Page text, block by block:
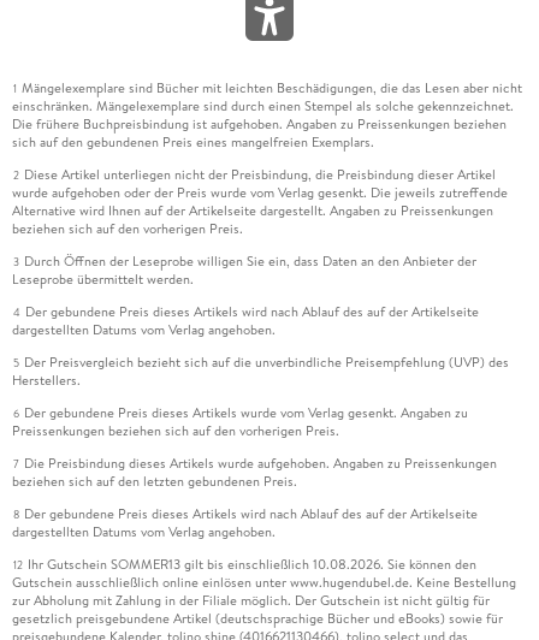
1 Mängelexemplare sind Bücher mit leichten Beschädigungen, die das Lesen aber nicht
einschränken. Mängelexemplare sind durch einen Stempel als solche gekennzeichnet.
Die frühere Buchpreisbindung ist aufgehoben. Angaben zu Preissenkungen beziehen
sich auf den gebundenen Preis eines mangelfreien Exemplars.
2 Diese Artikel unterliegen nicht der Preisbindung, die Preisbindung dieser Artikel
wurde aufgehoben oder der Preis wurde vom Verlag gesenkt. Die jeweils zutreffende
Alternative wird Ihnen auf der Artikelseite dargestellt. Angaben zu Preissenkungen
beziehen sich auf den vorherigen Preis.
3 Durch Öffnen der Leseprobe willigen Sie ein, dass Daten an den Anbieter der
Leseprobe übermittelt werden.
4 Der gebundene Preis dieses Artikels wird nach Ablauf des auf der Artikelseite
dargestellten Datums vom Verlag angehoben.
5 Der Preisvergleich bezieht sich auf die unverbindliche Preisempfehlung (UVP) des
Herstellers.
6 Der gebundene Preis dieses Artikels wurde vom Verlag gesenkt. Angaben zu
Preissenkungen beziehen sich auf den vorherigen Preis.
7 Die Preisbindung dieses Artikels wurde aufgehoben. Angaben zu Preissenkungen
beziehen sich auf den letzten gebundenen Preis.
8 Der gebundene Preis dieses Artikels wird nach Ablauf des auf der Artikelseite
dargestellten Datums vom Verlag angehoben.
12 Ihr Gutschein SOMMER13 gilt bis einschließlich 10.08.2026. Sie können den
Gutschein ausschließlich online einlösen unter www.hugendubel.de. Keine Bestellung
zur Abholung mit Zahlung in der Filiale möglich. Der Gutschein ist nicht gültig für
gesetzlich preisgebundene Artikel (deutschsprachige Bücher und eBooks) sowie für
preisgebundene Kalender, tolino shine (4016621130466), tolino select und das